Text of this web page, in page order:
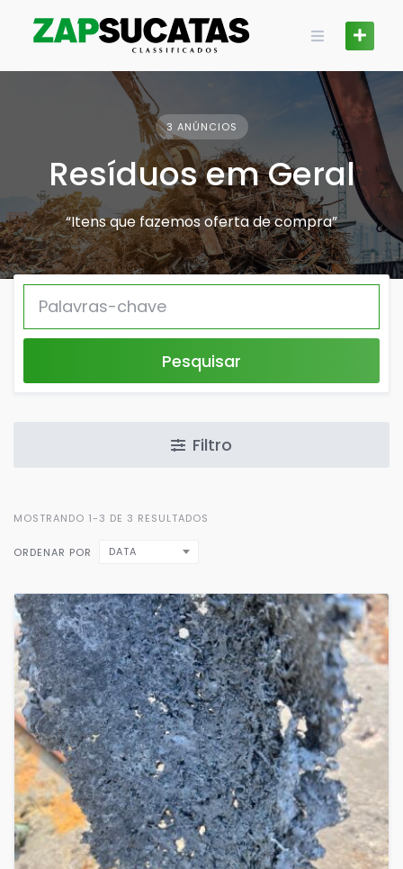
3 ANÚNCIOS
Resíduos em Geral
“Itens que fazemos oferta de compra”
Pesquisar
Filtro
MOSTRANDO 1-3 DE 3 RESULTADOS
ORDENAR POR DATA